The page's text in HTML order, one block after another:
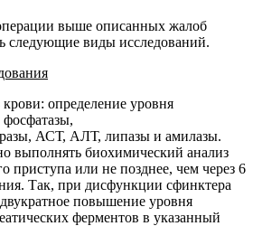
выше описанных жалоб
следующие виды исследований.
определение уровня
АСТ, АЛТ, липазы и амилазы.
выполнять биохимический анализ
приступа или не позднее, чем через 6
Так, при дисфункции сфинктера
повышение уровня
ферментов в указанный